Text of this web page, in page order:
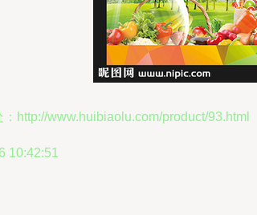
http://www.huibiaolu.com/product/93.html
10:42:51